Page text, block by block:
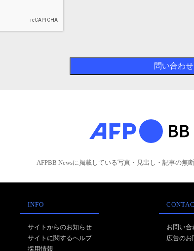
AFPBB Newsに掲載している写真・見出し・記事の無
INFO
サイトからのお知らせ
サイトに関するヘルプ
採用情報
お問い合
広告のお